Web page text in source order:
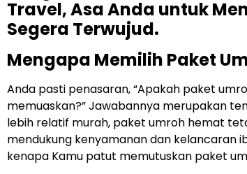
Travel, Asa Anda untuk
Segera Terwujud.
Mengapa Memilih Paket
Anda pasti penasaran, “Apakah paket
memuaskan?” Jawabannya merupakan
lebih relatif murah, paket umroh hemat
mendukung kenyamanan dan kelancaran
kenapa Kamu patut memutuskan paket